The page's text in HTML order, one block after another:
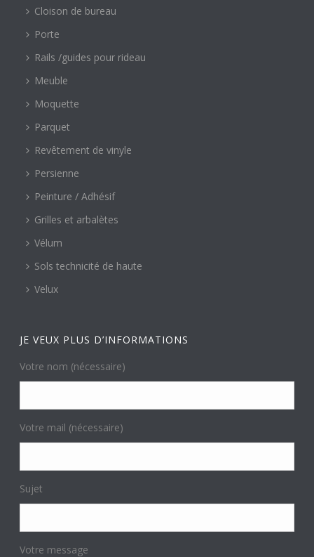
Cloison de bureau
Porte
Rails /guides pour rideau
Meuble
Moquette
Parquet
Revêtement de vinyle
Persienne
Peinture / Adhésif
Grilles et arbalètes
Vélum
Sols technicité de haute
Velux
JE VEUX PLUS D’INFORMATIONS
Votre nom (nécessaire)
Votre mail (nécessaire)
Sujet
Votre message